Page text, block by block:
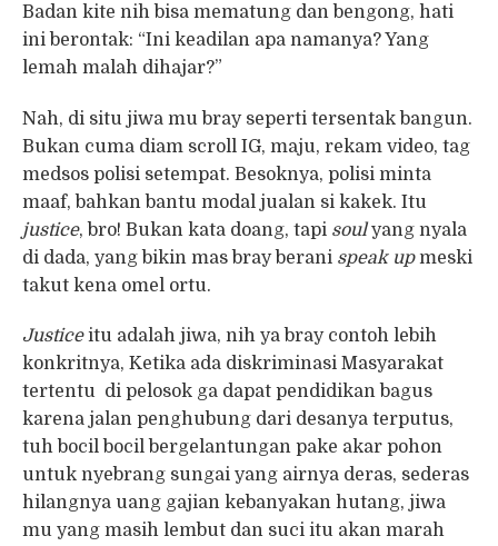
Badan kite nih bisa mematung dan bengong, hati
ini berontak: “Ini keadilan apa namanya? Yang
lemah malah dihajar?”
Nah, di situ jiwa mu bray seperti tersentak bangun.
Bukan cuma diam scroll IG, maju, rekam video, tag
medsos polisi setempat. Besoknya, polisi minta
maaf, bahkan bantu modal jualan si kakek. Itu
justice, bro! Bukan kata doang, tapi soulyang nyala
di dada, yang bikin mas bray berani speak upmeski
takut kena omel ortu.
Justiceitu adalah jiwa, nih ya bray contoh lebih
konkritnya, Ketika ada diskriminasi Masyarakat
tertentu di pelosok ga dapat pendidikan bagus
karena jalan penghubung dari desanya terputus,
tuh bocil bocil bergelantungan pake akar pohon
untuk nyebrang sungai yang airnya deras, sederas
hilangnya uang gajian kebanyakan hutang, jiwa
mu yang masih lembut dan suci itu akan marah